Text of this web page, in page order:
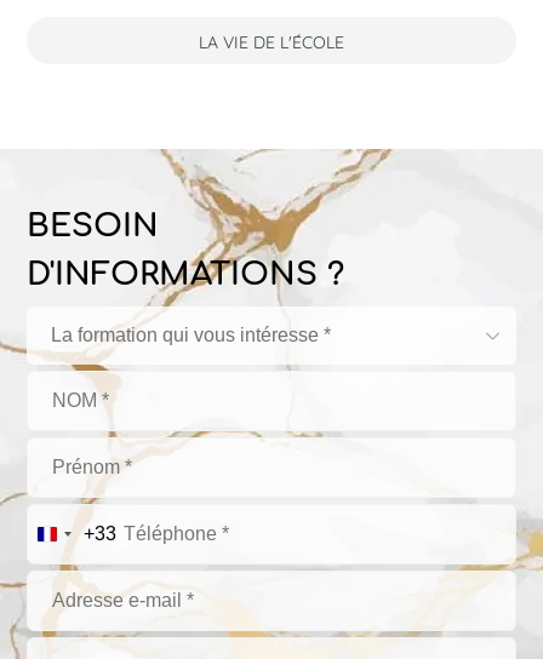
LA VIE DE L'ÉCOLE
BESOIN
D'INFORMATIONS ?
La formation qui vous intéresse *
+33